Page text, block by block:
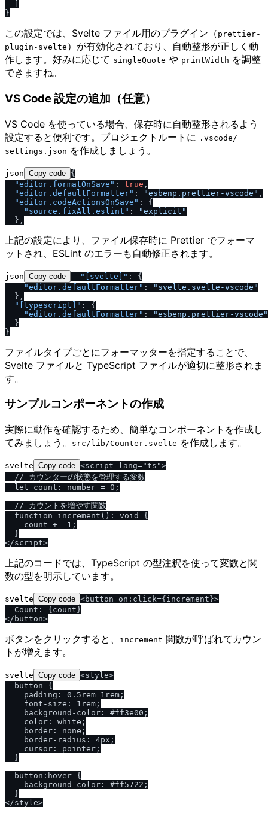
}
この設定では、Svelte ファイル用のプラグイン（ prettier-
plugin-svelte ）が有効化されており、自動整形が正しく動
作します。好みに応じて singleQuote や printWidth を調整
できますね。
VS Code 設定の追加（任意）
VS Code を使っている場合、保存時に自動整形されるよう
設定すると便利です。プロジェクトルートに
.vscode​/​
settings.json を作成しましょう。
json Copy code {
"editor.formatOnSave" : true ,
"editor.defaultFormatter" : "esbenp.prettier-vscode" ,
"editor.codeActionsOnSave" :
{
"source.fixAll.eslint" :
"explicit"
} ,
上記の設定により、ファイル保存時に Prettier でフォーマ
ットされ、ESLint のエラーも自動修正されます。
json Copy code "[svelte]" :
{
"editor.defaultFormatter" :
"svelte.svelte-vscode"
} ,
"[typescript]" :
{
"editor.defaultFormatter" :
"esbenp.prettier-vscode"
}
}
ファイルタイプごとにフォーマッターを指定することで、
Svelte ファイルと TypeScript ファイルが適切に整形されま
す。
サンプルコンポーネントの作成
実際に動作を確認するため、簡単なコンポーネントを作成し
てみましょう。
src​/​lib​/​Counter.svelte を作成します。
svelte Copy code <script lang="ts">
  // カウンターの状態を管理する変数
  let count: number = 0;
  // カウントを増やす関数
  function increment(): void {
    count += 1;
  }
上記のコードでは、TypeScript の型注釈を使って変数と関
数の型を明示しています。
svelte Copy code <button on:click={increment}>
  Count: {count}
ボタンをクリックすると、 increment 関数が呼ばれてカウン
トが増えます。
svelte Copy code <style>
  button {
    padding: 0.5rem 1rem;
    font-size: 1rem;
    background-color: #ff3e00;
    color: white;
    border: none;
    border-radius: 4px;
    cursor: pointer;
  }
  button:hover {
    background-color: #ff5722;
  }